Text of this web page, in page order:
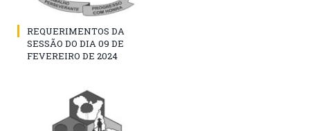
REQUERIMENTOS DA
SESSÃO DO DIA 09 DE
FEVEREIRO DE 2024